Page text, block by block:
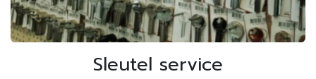
Sleutel service